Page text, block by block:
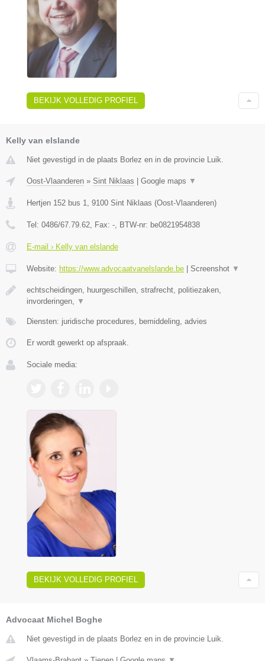
BEKIJK VOLLEDIG PROFIEL
Kelly van elslande
Niet gevestigd in de plaats Borlez en in de provincie Luik.
Oost-Vlaanderen » Sint Niklaas Google maps ▼
Hertjen 152 bus 1 9100 Sint Niklaas (Oost-Vlaanderen)
Tel: 0486/67.79.62 , Fax: - , BTW-nr: be0821954838
E-mail › Kelly van elslande
Website: https://www.advocaatvanelslande.be Screenshot ▼
echtscheidingen, huurgeschillen, strafrecht, politiezaken,
invorderingen,
▼
Diensten: juridische procedures, bemiddeling, advies
Er wordt gewerkt op afspraak.
Sociale media:
BEKIJK VOLLEDIG PROFIEL
Advocaat Michel Boghe
Niet gevestigd in de plaats Borlez en in de provincie Luik.